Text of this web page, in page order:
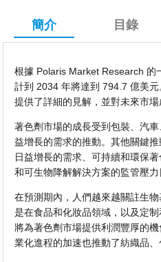
簡介 目錄
根據 Polaris Market Research 的
計到 2034 年將達到 794.7 億美
提供了詳細的見解，並對未來市場
著色劑市場的成長受到包裝、汽
益增長的需求的推動。其他關鍵
日益增長的需求、可持續和環保
和可生物降解解決方案的監管壓力
在預測期內，人們越來越關註生
是在食品和化妝品領域，以及定
將為著色劑市場提供利潤豐厚的
業化進程的加速也推動了紡織品、